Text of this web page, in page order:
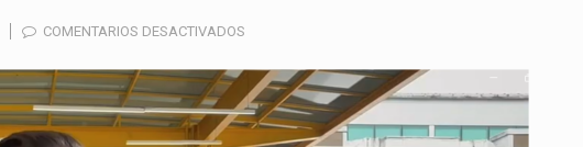
COMENTARIOS DESACTIVADOS
LUNA
PIDE
INVESTIGACIÓN
FORMAL